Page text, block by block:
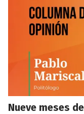
Nueve meses